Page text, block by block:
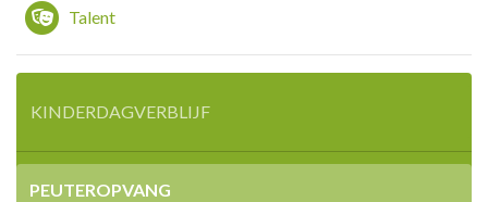
Talent
KINDERDAGVERBLIJF
PEUTEROPVANG